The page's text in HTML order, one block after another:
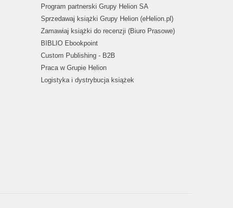
Program partnerski Grupy Helion SA
Sprzedawaj książki Grupy Helion (eHelion.pl)
Zamawiaj książki do recenzji (Biuro Prasowe)
BIBLIO Ebookpoint
Custom Publishing - B2B
Praca w Grupie Helion
Logistyka i dystrybucja książek